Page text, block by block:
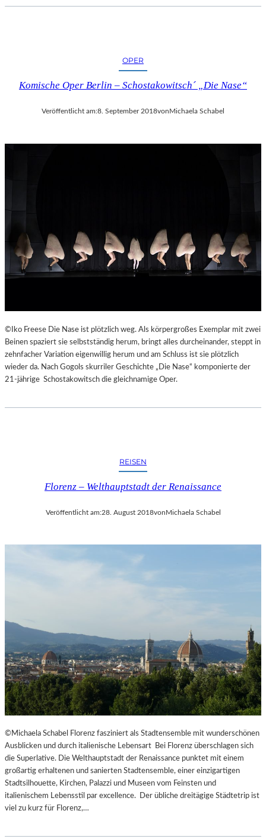
C
E
E
I
U
M
G
E
H
T
OPER
Komische Oper Berlin – Schostakowitsch´ „Die Nase“
Veröffentlicht am:8. September 2018von Michaela Schabel
©Iko Freese Die Nase ist plötzlich weg. Als körpergroßes Exemplar mit zwei
Beinen spaziert sie selbstständig herum, bringt alles durcheinander, steppt in
zehnfacher Variation eigenwillig herum und am Schluss ist sie plötzlich
wieder da. Nach Gogols skurriler Geschichte „Die Nase“ komponierte der
21-jährige Schostakowitsch die gleichnamige Oper.
REISEN
Florenz – Welthauptstadt der Renaissance
Veröffentlicht am:28. August 2018vonMichaela Schabel
©Michaela Schabel Florenz fasziniert als Stadtensemble mit wunderschönen
Ausblicken und durch italienische Lebensart Bei Florenz überschlagen sich
die Superlative. Die Welthauptstadt der Renaissance punktet mit einem
großartig erhaltenen und sanierten Stadtensemble, einer einzigartigen
Stadtsilhouette, Kirchen, Palazzi und Museen vom Feinsten und
italienischem Lebensstil par excellence. Der übliche dreitägige Städtetrip ist
viel zu kurz für Florenz,…